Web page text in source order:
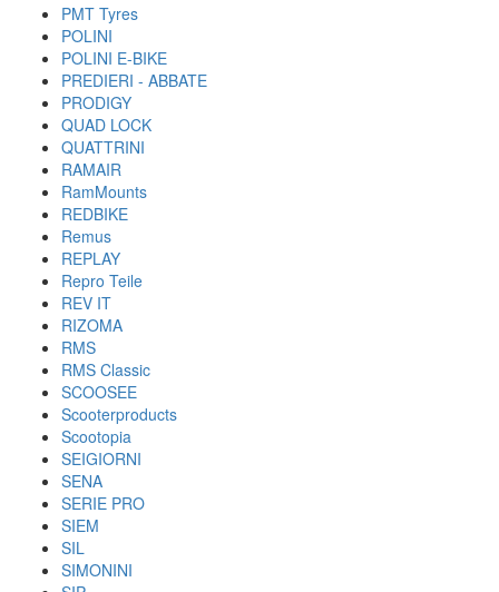
PMT Tyres
POLINI
POLINI E-BIKE
PREDIERI - ABBATE
PRODIGY
QUAD LOCK
QUATTRINI
RAMAIR
RamMounts
REDBIKE
Remus
REPLAY
Repro Teile
REV IT
RIZOMA
RMS
RMS Classic
SCOOSEE
Scooterproducts
Scootopia
SEIGIORNI
SENA
SERIE PRO
SIEM
SIL
SIMONINI